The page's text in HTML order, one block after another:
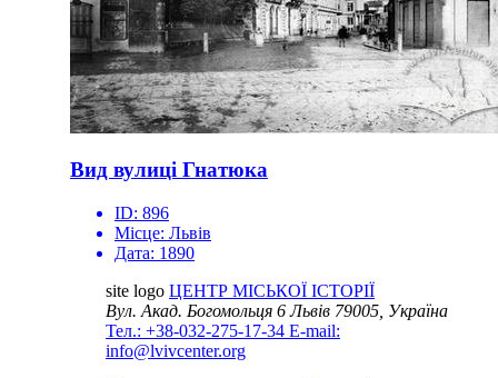
Вид вулиці Гнатюка
ID: 896
Місце: Львів
Дата: 1890
site logo ЦЕНТР МІСЬКОЇ ІСТОРІЇ
Вул. Акад. Богомольця 6Львів 79005, Україна
Тел.: +38-032-275-17-34 E-mail:
info@lvivcenter.org